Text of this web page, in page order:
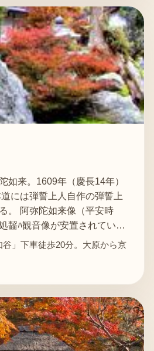
如来。1609年（慶長14年）
には弾誓上人自作の弾誓上
。 阿弥陀如来像（平安時
齧ﾊ観音像が安置されてい…
」下車徒歩20分。大原から京